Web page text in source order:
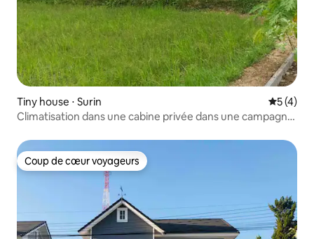
Tiny house ⋅ Surin
5 (4)
Climatisation dans une cabine privée dans une campagne
Coup de cœur voyageurs
Coup de cœur voyageurs